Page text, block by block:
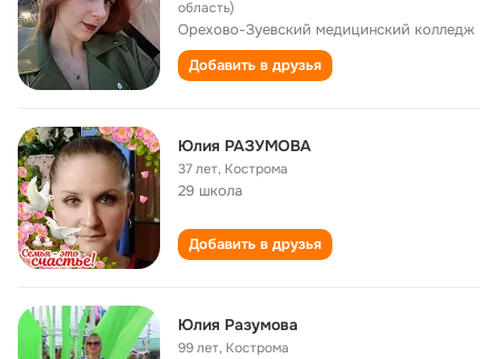
область)
Орехово-Зуевский медицинский колледж
Добавить в друзья
Юлия РАЗУМОВА
37 лет, Кострома
29 школа
Добавить в друзья
Юлия Разумова
99 лет, Кострома